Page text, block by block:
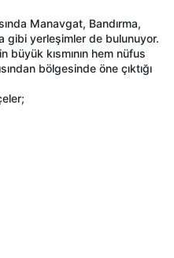
Manavgat, Bandırma,
gibi yerleşimler de bulunuyor.
büyük kısmının hem nüfus
bölgesinde öne çıktığı